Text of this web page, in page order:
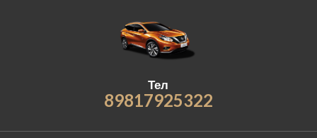
Тел
89817925322